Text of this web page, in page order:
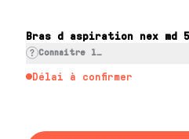
Bras d aspiration nex md
Connaitre le prix
Délai à confirmer